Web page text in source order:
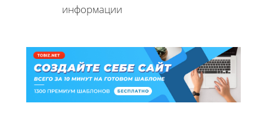
информации